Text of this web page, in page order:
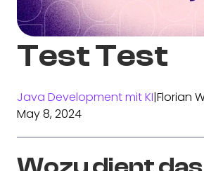
Test Test
Java Development mit KI|Florian
May 8, 2024